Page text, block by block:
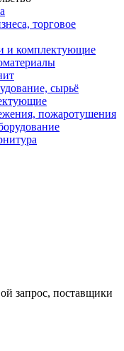
торговое
и комплектующие
сырьё
пожаротушения
запрос, поставщики